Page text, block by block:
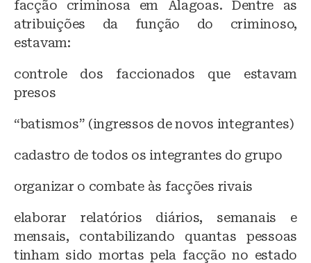
facção criminosa em Alagoas. Dentre as
atribuições da função do criminoso,
estavam:
controle dos faccionados que estavam
presos
“batismos” (ingressos de novos integrantes)
cadastro de todos os integrantes do grupo
organizar o combate às facções rivais
elaborar relatórios diários, semanais e
mensais, contabilizando quantas pessoas
tinham sido mortas pela facção no estado